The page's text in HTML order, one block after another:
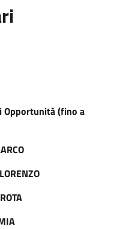
Opportunità (fino a